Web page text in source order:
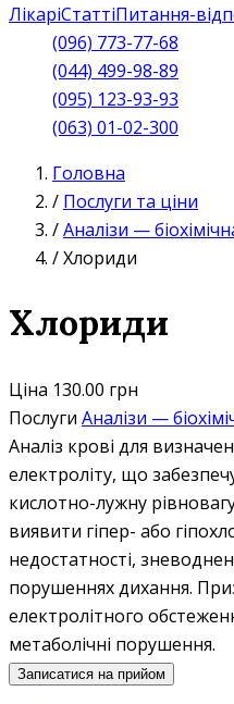
ЛікаріСтаттіПитання-
(096) 773-77-68
(044) 499-98-89
(095) 123-93-93
(063) 01-02-300
Головна
/ Послуги та ціни
/Аналізи —
/Хлориди
Хлориди
Ціна 130.00 грн
Послуги Аналізи —
Аналіз крові для
електроліту, що
кислотно-лужну
виявити гіпер- або
недостатності,
порушеннях дихання.
електролітного
метаболічні порушення.
Записатися на прийом